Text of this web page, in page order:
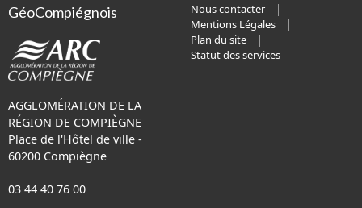
GéoCompiégnois
AGGLOMÉRATION DE LA
RÉGION DE COMPIÈGNE
Place de l'Hôtel de ville -
60200 Compiègne
03 44 40 76 00
Nous contacter
Mentions Légales
Plan du site
Statut des services